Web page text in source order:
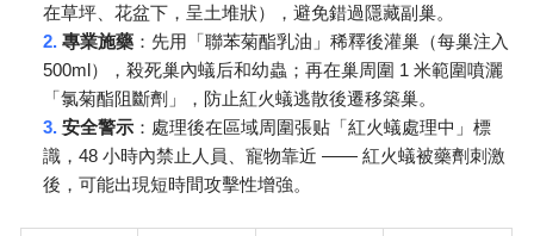
在草坪、花盆下，呈土堆狀），避免錯過隱藏副巢。
2.專業施藥 ：先用「聯苯菊酯乳油」稀釋後灌巢（每巢注入
500ml），殺死巢內蟻后和幼蟲；再在巢周圍 1米範圍噴灑
「氯菊酯阻斷劑」，防止紅火蟻逃散後遷移築巢。
3.安全警示 ：處理後在區域周圍張贴「紅火蟻處理中」標
識，48小時內禁止人員、寵物靠近——紅火蟻被藥劑刺激
後，可能出現短時間攻擊性增強。